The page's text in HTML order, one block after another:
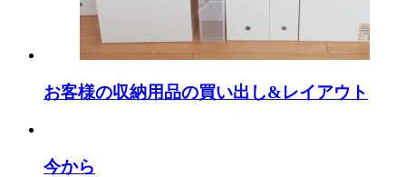
お客様の収納用品の買い出し&レイアウト
今から